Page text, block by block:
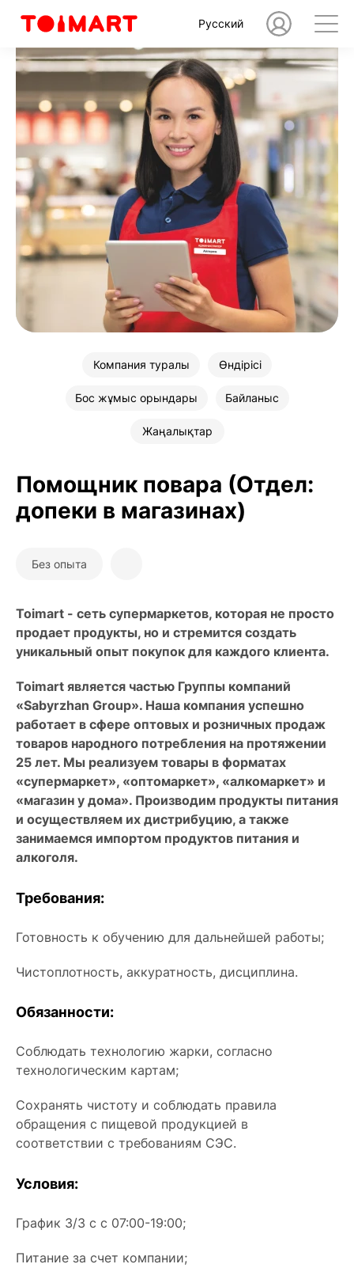
Русский
Компания туралы Өндірісі
Бос жұмыс орындары Байланыс
Жаңалықтар
Помощник повара (Отдел:
допеки в магазинах)
Без опыта
Toimart - сеть супермаркетов, которая не просто
продает продукты, но и стремится создать
уникальный опыт покупок для каждого клиента.
Toimart является частью Группы компаний
«Sabyrzhan Group». Наша компания успешно
работает в сфере оптовых и розничных продаж
товаров народного потребления на протяжении
25 лет. Мы реализуем товары в форматах
«супермаркет», «оптомаркет», «алкомаркет» и
«магазин у дома». Производим продукты питания
и осуществляем их дистрибуцию, а также
занимаемся импортом продуктов питания и
алкоголя.
Требования:
Готовность к обучению для дальнейшей работы;
Чистоплотность, аккуратность, дисциплина.
Обязанности:
Соблюдать технологию жарки, согласно
технологическим картам;
Сохранять чистоту и соблюдать правила
обращения с пищевой продукцией в
соответствии с требованиям СЭС.
Условия:
График 3/3 с с 07:00-19:00;
Питание за счет компании;